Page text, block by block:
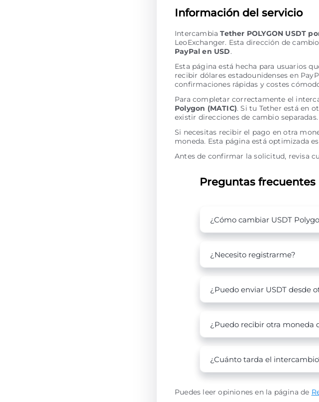
Información del servicio
IntercambiaTether POLYGON USDT
LeoExchanger. Esta dirección de
PayPal en USD.
Esta página está hecha para usuarios
recibir dólares estadounidenses en
confirmaciones rápidas y costes
Para completar correctamente el
Polygon (MATIC). Si tu Tether está en
existir direcciones de cambio separadas.
Si necesitas recibir el pago en otra
moneda. Esta página está optimizada
Antes de confirmar la solicitud, revisa
Preguntas frecuentes
¿Cómo cambiar USDT
¿Necesito registrarme?
¿Puedo enviar USDT desde
¿Puedo recibir otra moneda
¿Cuánto tarda el
Puedes leer opiniones en la página de